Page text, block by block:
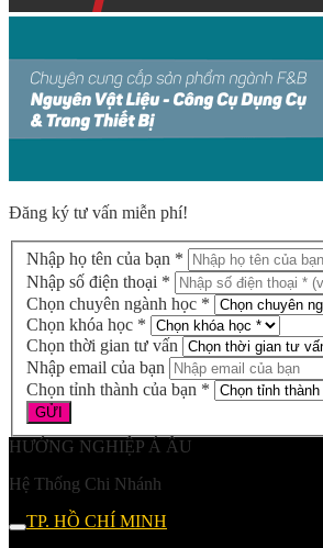
Đăng ký tư vấn miễn phí!
Nhập họ tên của bạn *
Nhập số điện thoại *
Chọn chuyên ngành học *
Chọn khóa học *
Chọn thời gian tư vấn
Nhập email của bạn
Chọn tỉnh thành của bạn *
HƯỚNG NGHIỆP Á ÂU
Hệ Thống Chi Nhánh
TP. HỒ CHÍ MINH